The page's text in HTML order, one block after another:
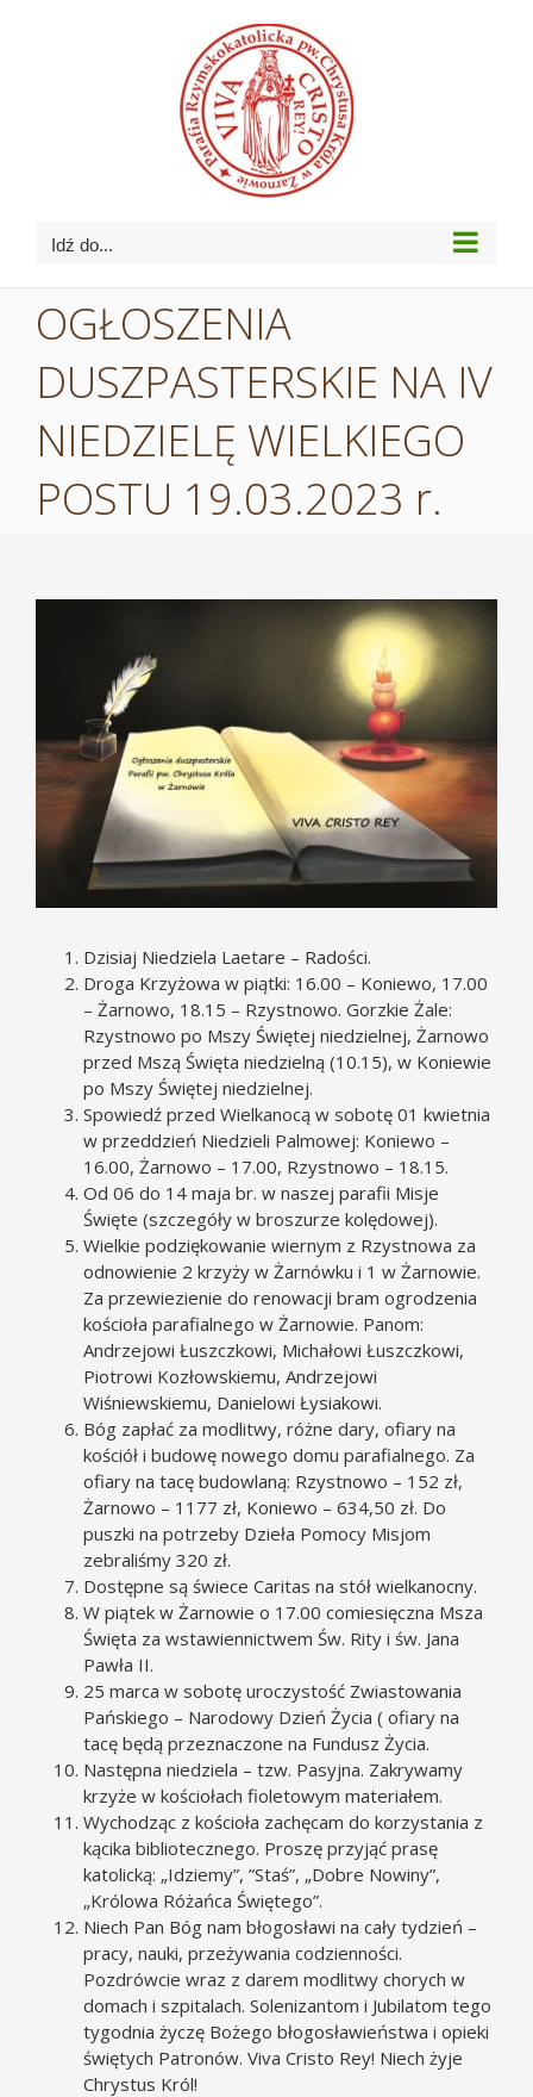
Idź do...
OGŁOSZENIA
DUSZPASTERSKIE NA IV
NIEDZIELĘ WIELKIEGO
POSTU 19.03.2023 r.
Dzisiaj Niedziela Laetare – Radości.
Droga Krzyżowa w piątki: 16.00 – Koniewo, 17.00
– Żarnowo, 18.15 – Rzystnowo. Gorzkie Żale:
Rzystnowo po Mszy Świętej niedzielnej, Żarnowo
przed Mszą Święta niedzielną (10.15), w Koniewie
po Mszy Świętej niedzielnej.
Spowiedź przed Wielkanocą w sobotę 01 kwietnia
w przeddzień Niedzieli Palmowej: Koniewo –
16.00, Żarnowo – 17.00, Rzystnowo – 18.15.
Od 06 do 14 maja br. w naszej parafii Misje
Święte (szczegóły w broszurze kolędowej).
Wielkie podziękowanie wiernym z Rzystnowa za
odnowienie 2 krzyży w Żarnówku i 1 w Żarnowie.
Za przewiezienie do renowacji bram ogrodzenia
kościoła parafialnego w Żarnowie. Panom:
Andrzejowi Łuszczkowi, Michałowi Łuszczkowi,
Piotrowi Kozłowskiemu, Andrzejowi
Wiśniewskiemu, Danielowi Łysiakowi.
Bóg zapłać za modlitwy, różne dary, ofiary na
kościół i budowę nowego domu parafialnego. Za
ofiary na tacę budowlaną: Rzystnowo – 152 zł,
Żarnowo – 1177 zł, Koniewo – 634,50 zł. Do
puszki na potrzeby Dzieła Pomocy Misjom
zebraliśmy 320 zł.
Dostępne są świece Caritas na stół wielkanocny.
W piątek w Żarnowie o 17.00 comiesięczna Msza
Święta za wstawiennictwem Św. Rity i św. Jana
Pawła II.
25 marca w sobotę uroczystość Zwiastowania
Pańskiego – Narodowy Dzień Życia ( ofiary na
tacę będą przeznaczone na Fundusz Życia.
Następna niedziela – tzw. Pasyjna. Zakrywamy
krzyże w kościołach fioletowym materiałem.
Wychodząc z kościoła zachęcam do korzystania z
kącika bibliotecznego. Proszę przyjąć prasę
katolicką: „Idziemy”, ”Staś”, „Dobre Nowiny”,
„Królowa Różańca Świętego”.
Niech Pan Bóg nam błogosławi na cały tydzień –
pracy, nauki, przeżywania codzienności.
Pozdrówcie wraz z darem modlitwy chorych w
domach i szpitalach. Solenizantom i Jubilatom tego
tygodnia życzę Bożego błogosławieństwa i opieki
świętych Patronów. Viva Cristo Rey! Niech żyje
Chrystus Król!